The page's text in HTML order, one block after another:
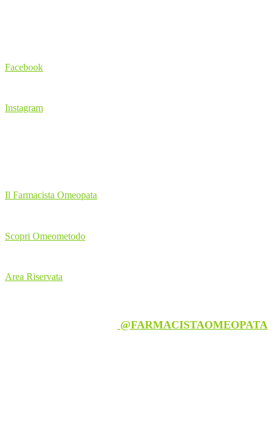
Facebook
Instagram
Il Farmacista Omeopata
Scopri Omeometodo
Area Riservata
@FARMACISTAOMEOPATA